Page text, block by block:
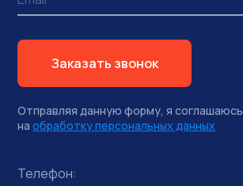
Заказать звонок
Телефон:
Отправляя данную форму, я соглашаюсь
на обработку персональных данных